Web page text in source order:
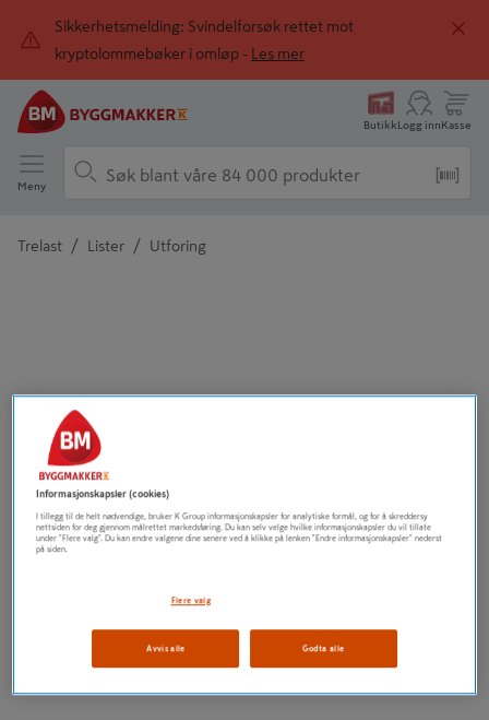
Sikkerhetsmelding: Svindelforsøk rettet mot
kryptolommebøker i omløp -
Les mer
ButikkLogg innKasse
Meny
Trelast / Lister / Utforing
Tidligere
Informasjonskapsler (cookies)
I tillegg til de helt nødvendige, bruker K Group informasjonskapsler for analytiske formål, og for å skreddersy
nettsiden for deg gjennom målrettet markedsføring. Du kan selv velge hvilke informasjonskapsler du vil tillate
under "Flere valg". Du kan endre valgene dine senere ved å klikke på lenken "Endre informasjonskapsler" nederst
på siden.
Flere valg
Avvis alle Godta alle